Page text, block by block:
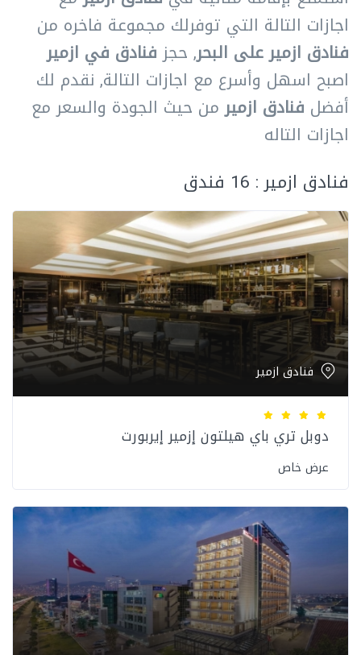
اجازات التالة التي توفرلك مجموعة فاخره من
فنادق ازمير على البحر, حجزفنادق في ازمير
اصبح اسهل وأسرع مع اجازات التالة, نقدم لك
أفضل فنادق ازميرمن حيث الجودة والسعر مع
اجازات التاله
فنادق ازمير : 16 فندق
فنادق ازمير
دوبل تري باي هيلتون إزمير إيربورت
عرض خاص